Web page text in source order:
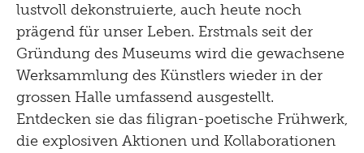
lustvoll dekonstruierte, auch heute noch
prägend für unser Leben. Erstmals seit der
Gründung des Museums wird die gewachsene
Werksammlung des Künstlers wieder in der
grossen Halle umfassend ausgestellt.
Entdecken sie das filigran-poetische Frühwerk,
die explosiven Aktionen und Kollaborationen